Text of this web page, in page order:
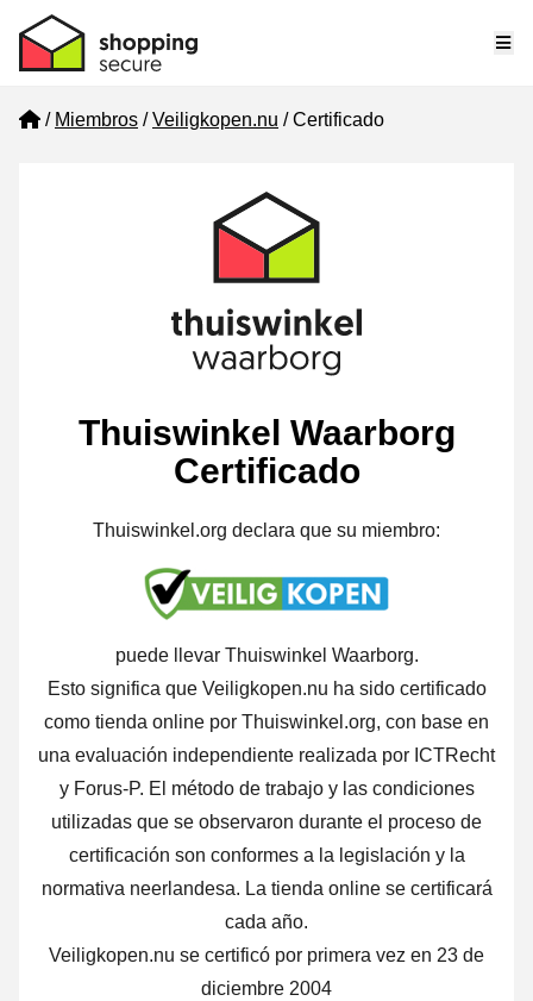
Home
Miembros Veiligkopen.nu Certificado
Thuiswinkel Waarborg
Certificado
Thuiswinkel.org declara que su miembro:
puede llevar Thuiswinkel Waarborg.
Esto significa que Veiligkopen.nu ha sido certificado
como tienda online por Thuiswinkel.org, con base en
una evaluación independiente realizada por ICTRecht
y Forus-P. El método de trabajo y las condiciones
utilizadas que se observaron durante el proceso de
certificación son conformes a la legislación y la
normativa neerlandesa. La tienda online se certificará
cada año.
Veiligkopen.nu se certificó por primera vez en 23 de
diciembre 2004